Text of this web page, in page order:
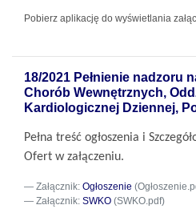
Pobierz aplikację do wyświetlania
18/2021 Pełnienie nadzoru
Chorób Wewnętrznych,
Kardiologicznej Dziennej,
Pełna treść ogłoszenia i
Ofert w załączeniu.
Załącznik: Ogłoszenie
Załącznik: SWKO (SWKO.pdf)